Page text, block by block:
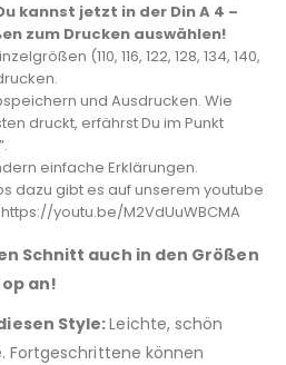
Du kannst jetzt in der Din A 4 –
zum Drucken auswählen!
(110, 116, 122, 128, 134, 140,
und Ausdrucken. Wie
druckt, erfährst Du im Punkt
einfache Erklärungen.
dazu gibt es auf unserem youtube
youtu.be/M2VdUuWBCMA
Schnitt auch in den Größen
an!
Style:Leichte, schön
Fortgeschrittene können